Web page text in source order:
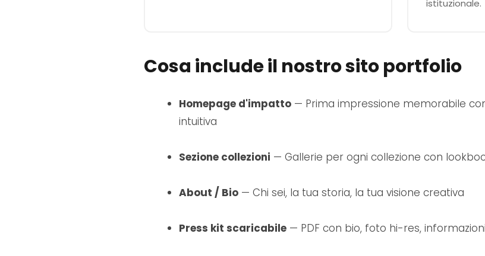
istituzionale.
Cosa include il nostro sito portfolio
Homepage d'impatto — Prima impressione memorabile
intuitiva
Sezione collezioni — Gallerie per ogni collezione con
About / Bio — Chi sei, la tua storia, la tua visione creativa
Press kit scaricabile — PDF con bio, foto hi-res,